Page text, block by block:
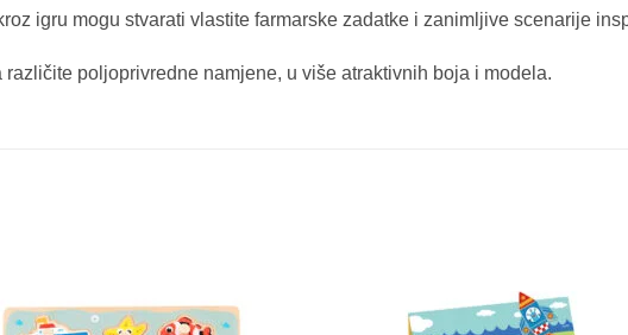
igru mogu stvarati vlastite farmarske zadatke i zanimljive scenarije
različite poljoprivredne namjene, u više atraktivnih boja i modela.
Sačuvaj
proizvod